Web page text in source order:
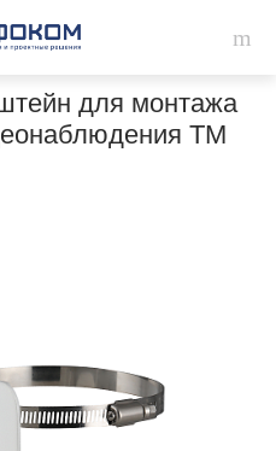
для монтажа
ТМ